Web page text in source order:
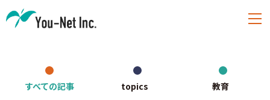
すべての記事 topics 教育